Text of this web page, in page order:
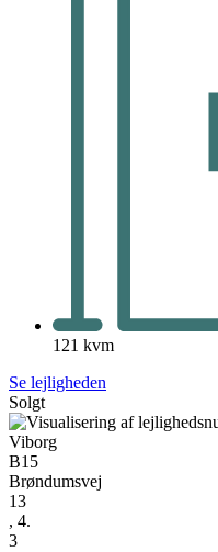
121 kvm
Se lejligheden
Solgt
Viborg
B15
Brøndumsvej
13
, 4.
3